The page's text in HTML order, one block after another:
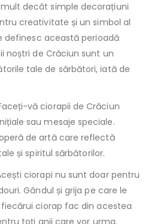
decât simple decorațiuni
creativitate și un simbol al
definesc această perioadă
noștri de Crăciun sunt un
tale de sărbători, iată de
vă ciorapii de Crăciun
sau mesaje speciale.
de artă care reflectă
și spiritul sărbătorilor.
ciorapi nu sunt doar pentru
Gândul și grija pe care le
ciorap fac din acestea